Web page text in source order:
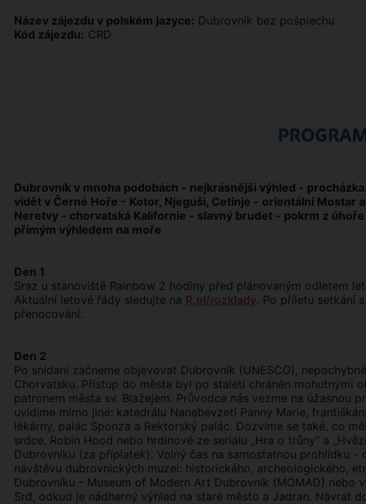
Název zájezdu v polském jazyce: Dubrovnik bez pośpiechu
Kód zájezdu: CRD
Dubrovník v mnoha podobách - nejkrásnější výhled -
vidět v Černé Hoře - Kotor, Njeguši, Cetinje - orientální Mostar
Neretvy - chorvatská Kalifornie - slavný brudet - pokrm z
přímým výhledem na moře
Den 1
Sraz u stanoviště Rainbow 2 hodiny před plánovaným odletem
Aktuální letové řády sledujte na R.pl/rozklady. Po příletu setkání
přenocování.
Den 2
Po snídani začneme objevovat Dubrovník (UNESCO),
Chorvatsku. Přístup do města byl po staletí chráněn mohutnými
patronem města sv. Blažejem. Průvodce nás vezme na úžasnou
uvidíme mimo jiné: katedrálu Nanebevzetí Panny Marie,
lékárny, palác Sponza a Rektorský palác. Dozvíme se také, co
srdce, Robin Hood nebo hrdinové ze seriálu „Hra o trůny“ a
Dubrovníku (za příplatek). Volný čas na samostatnou prohlídku
návštěvu dubrovnických muzeí: historického, archeologického,
Dubrovníku - Museum of Modern Art Dubrovnik (MOMAD) nebo
Srđ, odkud je nádherný výhled na staré město a Jadran. Návrat